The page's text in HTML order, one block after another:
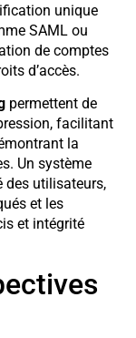
unique
SAML ou
de comptes
d’accès.
permettent de
facilitant
la
Un système
des utilisateurs,
et les
et intégrité